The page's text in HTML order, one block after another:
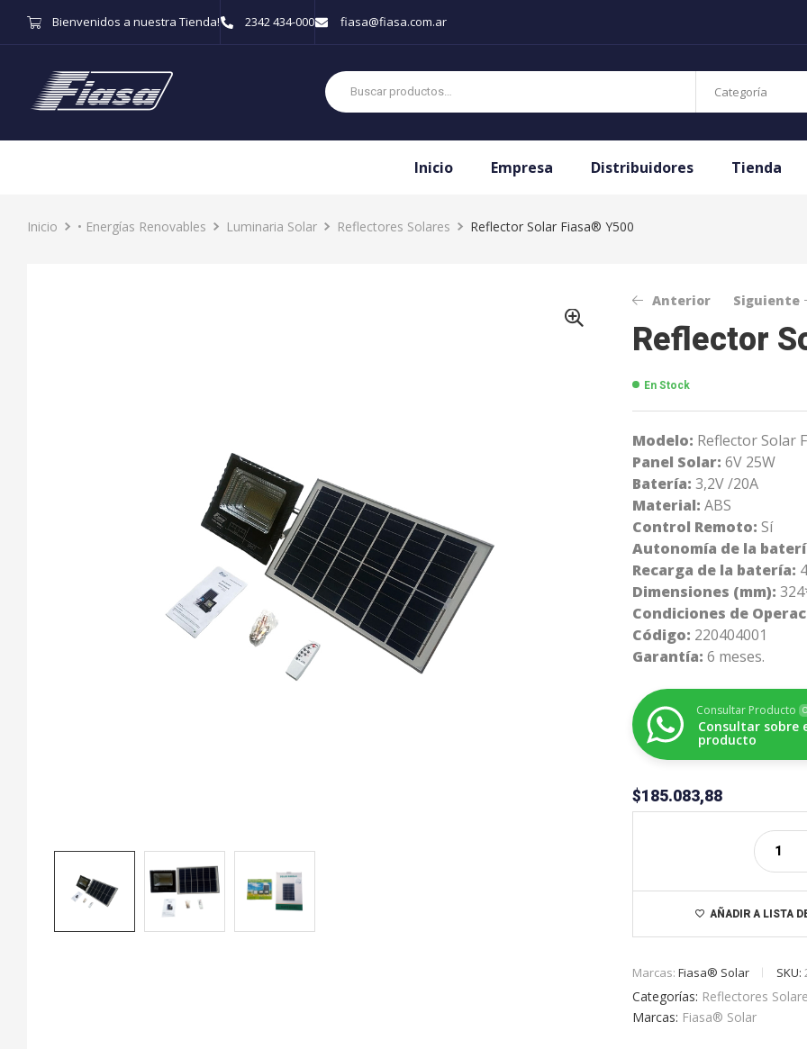
Bienvenidos a nuestra Tienda! 2342 434-000 fiasa@fiasa.com.ar
Categoría
Inicio Empresa Distribuidores Tienda
Inicio • Energías Renovables Luminaria Solar Reflectores Solares Reflector Solar Fiasa® Y500
Anterior Siguiente
Reflector
En Stock
Modelo: Reflector Solar
Panel Solar: 6V 25W
Batería: 3,2V /20A
Material: ABS
Control Remoto: Sí
Autonomía de la
Recarga de la batería:
Dimensiones (mm):
Condiciones de
Código: 220404001
Garantía: 6 meses.
Consultar Producto
Consultar sobre
producto
$185.083,88
AÑADIR A LISTA
Marcas: Fiasa® Solar SKU:
Categorías: Reflectores
Marcas: Fiasa® Solar